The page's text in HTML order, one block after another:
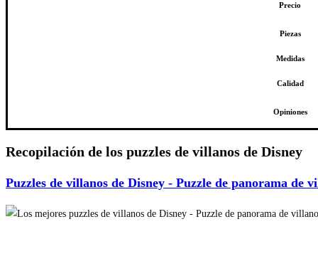
Precio
Piezas
Medidas
Calidad
Opiniones
Recopilación de los puzzles de villanos de Disney
Puzzles de villanos de Disney - Puzzle de panorama de